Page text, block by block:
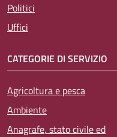
Politici
Uffici
CATEGORIE DI SERVIZIO
Agricoltura e pesca
Ambiente
Anagrafe, stato civile ed